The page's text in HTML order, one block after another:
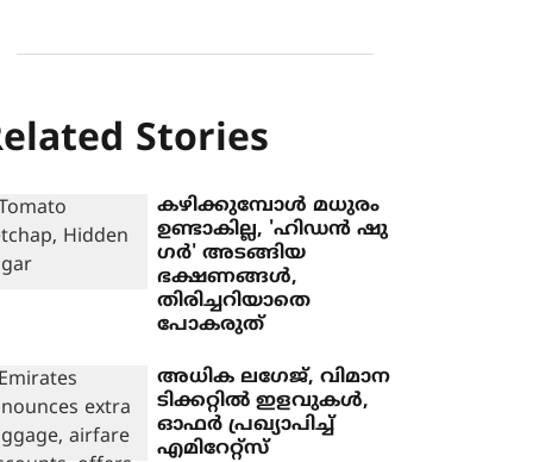
Stories
കഴിക്കുമ്പോൾ മധുരം
ഉണ്ടാകില്ല, 'ഹിഡൻ ഷു​
ഗർ' അടങ്ങിയ
ഭക്ഷണങ്ങൾ,
തിരിച്ചറിയാതെ
പോകരുത്
അധിക ലഗേജ്, വിമാന
ടിക്കറ്റില്‍ ഇളവുകള്‍,
ഓഫര്‍ പ്രഖ്യാപിച്ച്
എമിറേറ്റ്സ്